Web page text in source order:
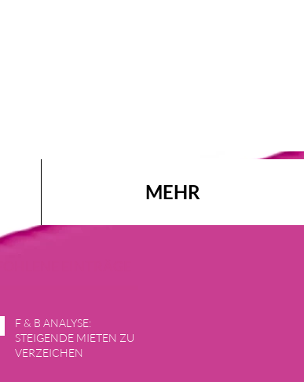
MEHR
F & B ANALYSE:
STEIGENDE MIETEN ZU
VERZEICHEN